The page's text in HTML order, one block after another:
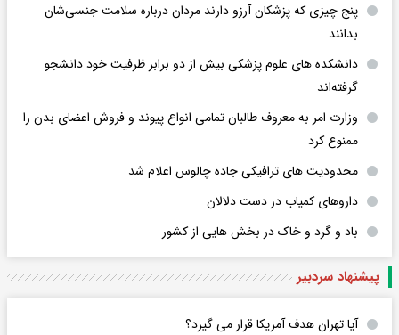
پنج چیزی که پزشکان آرزو دارند مردان درباره سلامت جنسی‌شان
بدانند
دانشکده های علوم پزشکی بیش از دو برابر ظرفیت خود دانشجو
گرفته‌اند
وزارت امر به معروف طالبان تمامی انواع پیوند و فروش اعضای بدن را
ممنوع کرد
محدودیت های ترافیکی جاده چالوس اعلام شد
داروهای کمیاب در دست دلالان
باد و گرد و خاک در بخش هایی از کشور
پیشنهاد سردبیر
آیا تهران هدف آمریکا قرار می گیرد؟